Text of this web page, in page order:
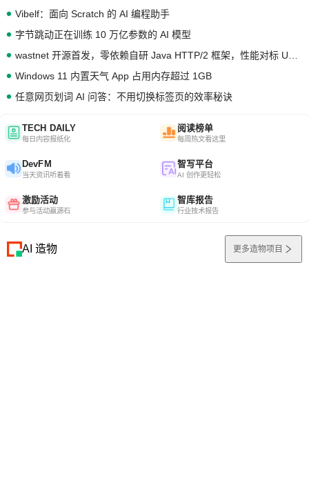
Vibelf：面向 Scratch 的 AI 编程助手
字节跳动正在训练 10 万亿参数的 AI 模型
Windows 11 内置天气 App 占用内存超过 1GB
任意网页划词 AI 问答：不用切换标签页的效率秘诀
TECH DAILY
每日内容报纸化
阅读榜单
每周热文看这里
DevFM
当天资讯听着看
智写平台
AI 创作更轻松
激励活动
参与活动赢源石
智库报告
行业技术报告
AI 造物 更多造物项目